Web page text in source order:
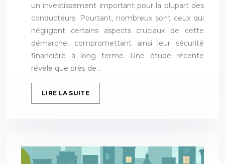
un investissement important pour la plupart des
conducteurs. Pourtant, nombreux sont ceux qui
négligent certains aspects cruciaux de cette
démarche, compromettant ainsi leur sécurité
financière à long terme. Une étude récente
révèle que près de…
LIRE LA SUITE